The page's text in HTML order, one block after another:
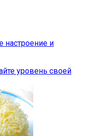
настроение и
уровень своей